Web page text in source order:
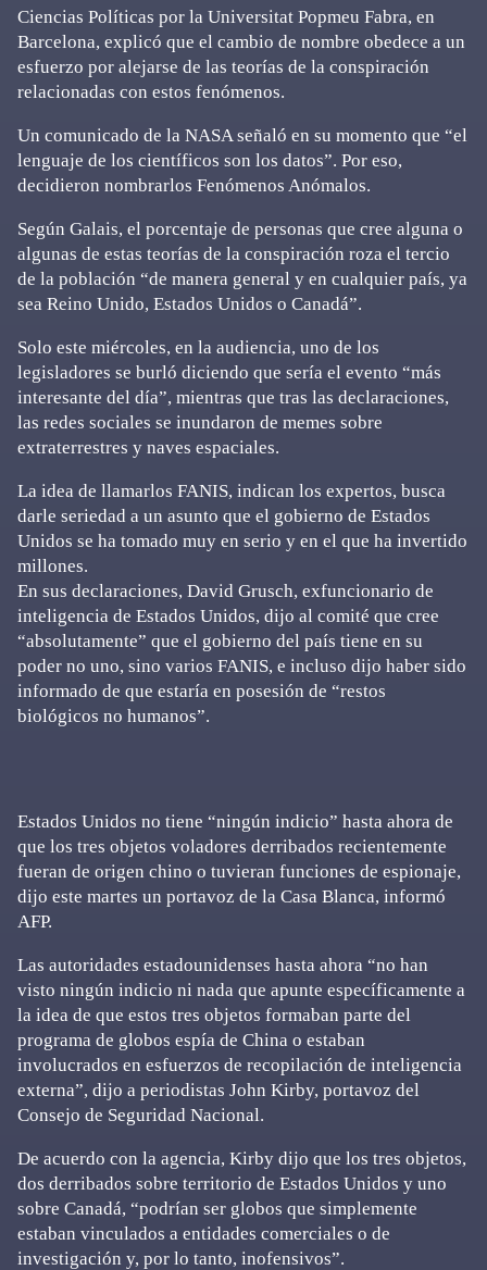
Ciencias Políticas por la Universitat Popmeu Fabra, en
Barcelona, explicó que el cambio de nombre obedece a un
esfuerzo por alejarse de las teorías de la conspiración
relacionadas con estos fenómenos.
Un comunicado de la NASA señaló en su momento que “el
lenguaje de los científicos son los datos”. Por eso,
decidieron nombrarlos Fenómenos Anómalos.
Según Galais, el porcentaje de personas que cree alguna o
algunas de estas teorías de la conspiración roza el tercio
de la población “de manera general y en cualquier país, ya
sea Reino Unido, Estados Unidos o Canadá”.
Solo este miércoles, en la audiencia, uno de los
legisladores se burló diciendo que sería el evento “más
interesante del día”, mientras que tras las declaraciones,
las redes sociales se inundaron de memes sobre
extraterrestres y naves espaciales.
La idea de llamarlos FANIS, indican los expertos, busca
darle seriedad a un asunto que el gobierno de Estados
Unidos se ha tomado muy en serio y en el que ha invertido
millones.
En sus declaraciones, David Grusch, exfuncionario de
inteligencia de Estados Unidos, dijo al comité que cree
“absolutamente” que el gobierno del país tiene en su
poder no uno, sino varios FANIS, e incluso dijo haber sido
informado de que estaría en posesión de “restos
biológicos no humanos”.
Estados Unidos no tiene “ningún indicio” hasta ahora de
que los tres objetos voladores derribados recientemente
fueran de origen chino o tuvieran funciones de espionaje,
dijo este martes un portavoz de la Casa Blanca, informó
AFP.
Las autoridades estadounidenses hasta ahora “no han
visto ningún indicio ni nada que apunte específicamente a
la idea de que estos tres objetos formaban parte del
programa de globos espía de China o estaban
involucrados en esfuerzos de recopilación de inteligencia
externa”, dijo a periodistas John Kirby, portavoz del
Consejo de Seguridad Nacional.
De acuerdo con la agencia, Kirby dijo que los tres objetos,
dos derribados sobre territorio de Estados Unidos y uno
sobre Canadá, “podrían ser globos que simplemente
estaban vinculados a entidades comerciales o de
investigación y, por lo tanto, inofensivos”.